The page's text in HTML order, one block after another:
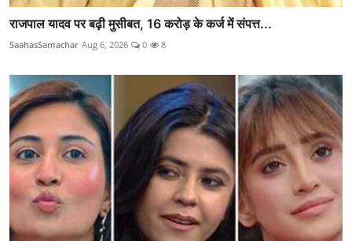
राजपाल यादव पर बढ़ी मुसीबत, 16 करोड़ के कर्ज में संपत्त...
SaahasSamachar Aug 6, 2026 0 8